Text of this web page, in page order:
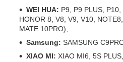
WEI HUA: P9, P9 PLUS,
HONOR 8, V8, V9, V10,
MATE 10PRO);
Samsung: SAMSUNG
XIAO MI: XIAO MI6, 5S